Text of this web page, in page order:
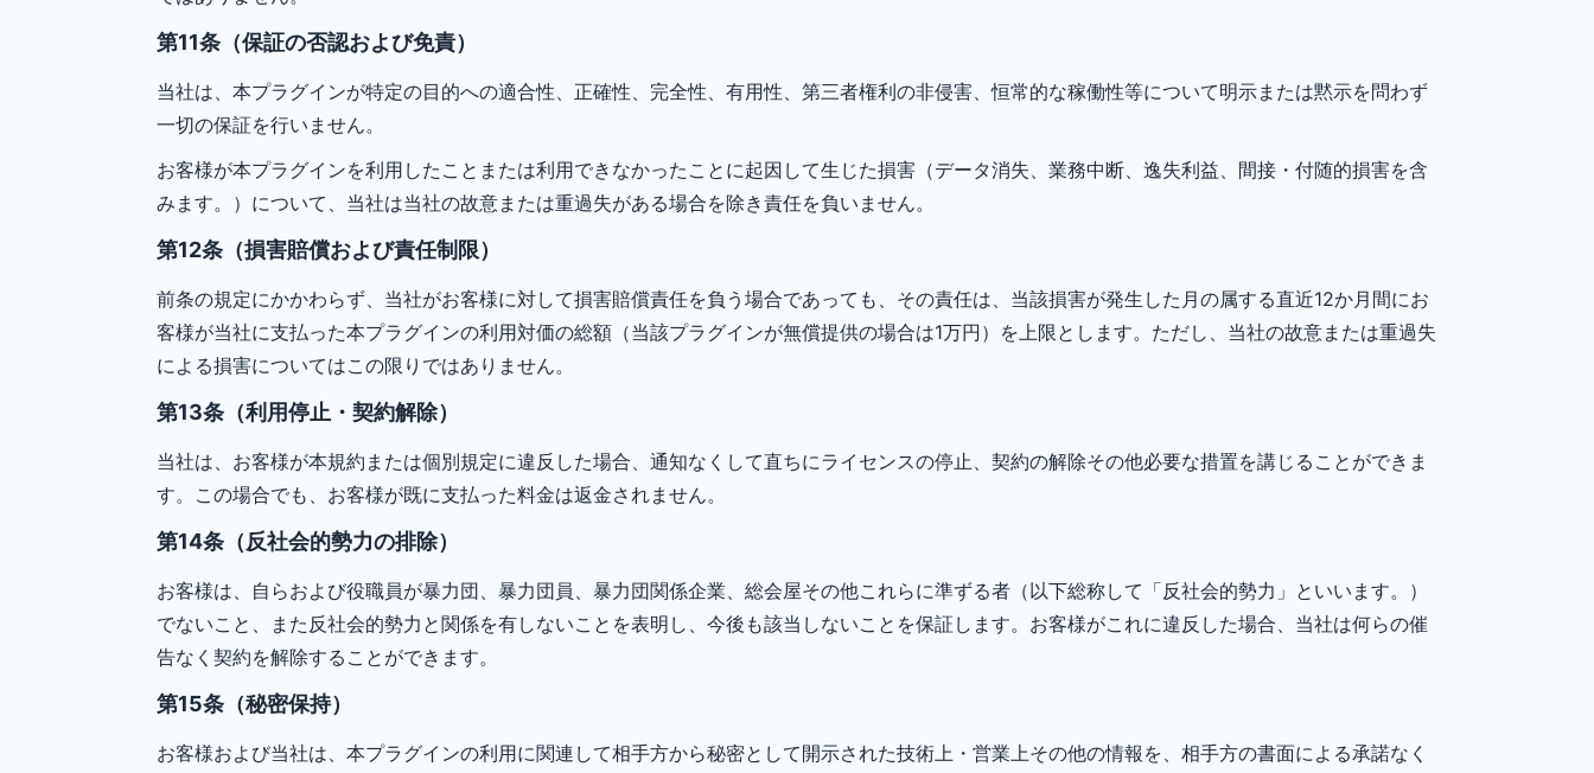
第11条（保証の否認および免責）
当社は、本プラグインが特定の目的への適合性、正確性、完全性、有用性、第三者権利の非侵害、恒常的な稼働性等について明示または黙示を問わず
一切の保証を行いません。
お客様が本プラグインを利用したことまたは利用できなかったことに起因して生じた損害（データ消失、業務中断、逸失利益、間接・付随的損害を含
みます。）について、当社は当社の故意または重過失がある場合を除き責任を負いません。
第12条（損害賠償および責任制限）
前条の規定にかかわらず、当社がお客様に対して損害賠償責任を負う場合であっても、その責任は、当該損害が発生した月の属する直近12か月間にお
客様が当社に支払った本プラグインの利用対価の総額（当該プラグインが無償提供の場合は1万円）を上限とします。ただし、当社の故意または重過失
による損害についてはこの限りではありません。
第13条（利用停止・契約解除）
当社は、お客様が本規約または個別規定に違反した場合、通知なくして直ちにライセンスの停止、契約の解除その他必要な措置を講じることができま
す。この場合でも、お客様が既に支払った料金は返金されません。
第14条（反社会的勢力の排除）
お客様は、自らおよび役職員が暴力団、暴力団員、暴力団関係企業、総会屋その他これらに準ずる者（以下総称して「反社会的勢力」といいます。）
でないこと、また反社会的勢力と関係を有しないことを表明し、今後も該当しないことを保証します。お客様がこれに違反した場合、当社は何らの催
告なく契約を解除することができます。
第15条（秘密保持）
お客様および当社は、本プラグインの利用に関連して相手方から秘密として開示された技術上・営業上その他の情報を、相手方の書面による承諾なく